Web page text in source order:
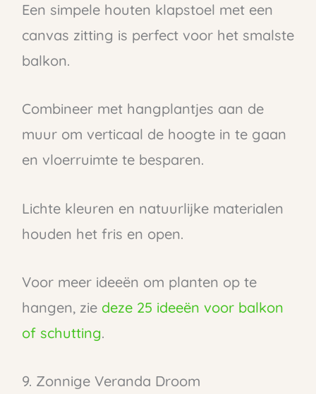
Een simpele houten klapstoel met een
canvas zitting is perfect voor het smalste
balkon.
Combineer met hangplantjes aan de
muur om verticaal de hoogte in te gaan
en vloerruimte te besparen.
Lichte kleuren en natuurlijke materialen
houden het fris en open.
Voor meer ideeën om planten op te
hangen, zie deze 25 ideeën voor balkon
of schutting.
9. Zonnige Veranda Droom